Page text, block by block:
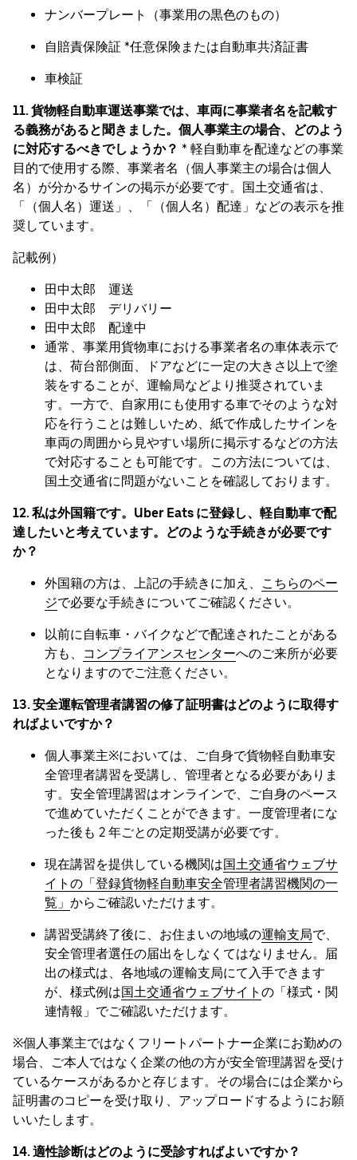
ナンバープレート（事業用の黒色のもの）
自賠責保険証 *任意保険または自動車共済証書
車検証
11. 貨物軽自動車運送事業では、車両に事業者名を記載す
る義務があると聞きました。個人事業主の場合、どのよう
に対応するべきでしょうか？ * 軽自動車を配達などの事業
目的で使用する際、事業者名（個人事業主の場合は個人
名）が分かるサインの掲示が必要です。国土交通省は、
「（個人名）運送」、「（個人名）配達」などの表示を推
奨しています。
記載例）
田中太郎 運送
田中太郎 デリバリー
田中太郎 配達中
通常、事業用貨物車における事業者名の車体表示で
は、荷台部側面、ドアなどに一定の大きさ以上で塗
装をすることが、運輸局などより推奨されていま
す。一方で、自家用にも使用する車でそのような対
応を行うことは難しいため、紙で作成したサインを
車両の周囲から見やすい場所に掲示するなどの方法
で対応することも可能です。この方法については、
国土交通省に問題がないことを確認しております。
12. 私は外国籍です。Uber Eats に登録し、軽自動車で配
達したいと考えています。どのような手続きが必要です
か？
外国籍の方は、上記の手続きに加え、
こちらのペー
ジで必要な手続きについてご確認ください。
以前に自転車・バイクなどで配達されたことがある
方も、
コンプライアンスセンターへのご来所が必要
となりますのでご注意ください。
13. 安全運転管理者講習の修了証明書はどのように取得す
ればよいですか？
個人事業主※においては、ご自身で貨物軽自動車安
全管理者講習を受講し、管理者となる必要がありま
す。安全管理講習はオンラインで、ご自身のペース
で進めていただくことができます。一度管理者にな
った後も 2 年ごとの定期受講が必要です。
現在講習を提供している機関は国土交通省ウェブサ
イトの「登録貨物軽自動車安全管理者講習機関の一
覧」 からご確認いただけます。
講習受講終了後に、お住まいの地域の運輸支局で、
安全管理者選任の届出をしなくてはなりません。届
出の様式は、各地域の運輸支局にて入手できます
が、様式例は国土交通省ウェブサイト の「様式・関
連情報」でご確認いただけます。
※個人事業主ではなくフリートパートナー企業にお勤めの
場合、ご本人ではなく企業の他の方が安全管理講習を受け
ているケースがあるかと存じます。その場合には企業から
証明書のコピーを受け取り、アップロードするようにお願
いいたします。
14. 適性診断はどのように受診すればよいですか？